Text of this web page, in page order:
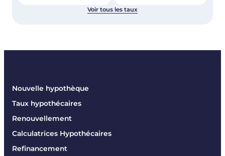
Voir tous les taux
Nouvelle hypothèque
Taux hypothécaires
Renouvellement
Calculatrices Hypothécaires
Refinancement